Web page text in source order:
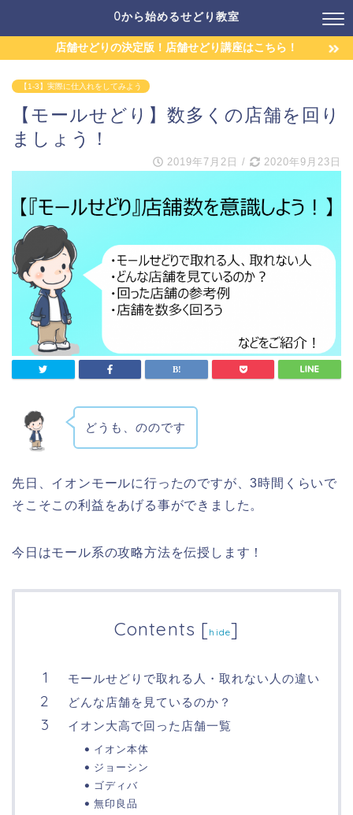
0から始めるせどり教室
店舗せどりの決定版！店舗せどり講座はこちら！
【1-3】実際に仕入れをしてみよう
【モールせどり】数多くの店舗を回り
ましょう！
2019年7月2日 / 2020年9月23日
どうも、ののです
先日、イオンモールに行ったのですが、3時間くらいで
そこそこの利益をあげる事ができました。
今日はモール系の攻略方法を伝授します！
Contents [hide]
モールせどりで取れる人・取れない人の違い
どんな店舗を見ているのか？
イオン大高で回った店舗一覧
イオン本体
ジョーシン
ゴディバ
無印良品